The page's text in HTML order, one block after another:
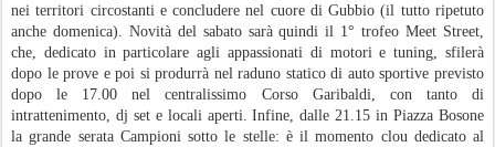
nei territori circostanti e concludere nel cuore di Gubbio (il tutto ripetuto
anche domenica). Novità del sabato sarà quindi il 1° trofeo Meet Street,
che, dedicato in particolare agli appassionati di motori e tuning, sfilerà
dopo le prove e poi si produrrà nel raduno statico di auto sportive previsto
dopo le 17.00 nel centralissimo Corso Garibaldi, con tanto di
intrattenimento, dj set e locali aperti. Infine, dalle 21.15 in Piazza Bosone
la grande serata Campioni sotto le stelle: è il momento clou dedicato al